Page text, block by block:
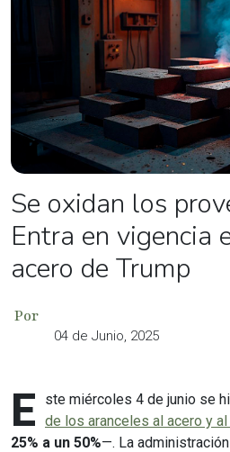
Se oxidan los
Entra en vigencia
acero de Trump
Por
04 de Junio, 2025
E ste miércoles 4 de junio se
de los aranceles al acero y
25% a un 50%—. La